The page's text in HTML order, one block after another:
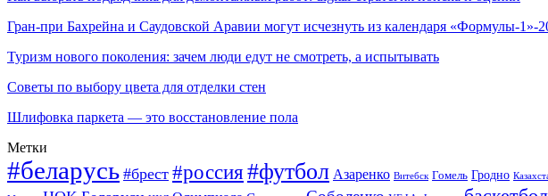
Гран-при Бахрейна и Саудовской Аравии могут исчезнуть из календаря «Формулы-1»-
Туризм нового поколения: зачем люди едут не смотреть, а испытывать
Советы по выбору цвета для отделки стен
Шлифовка паркета — это восстановление пола
Метки
#беларусь #брест #россия#футбол Азаренко Витебск Гомель Гродно